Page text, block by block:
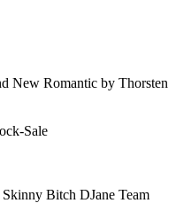
New Romantic by Thorsten
Sale
Bitch DJane Team